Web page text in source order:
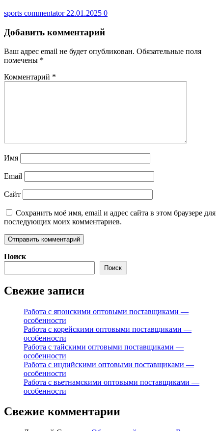
sports commentator 22.01.2025 0
Добавить комментарий
Ваш адрес email не будет опубликован. Обязательные поля
помечены *
Комментарий *
Имя
Email
Сайт
Сохранить моё имя, email и адрес сайта в этом браузере для
последующих моих комментариев.
Поиск
Поиск
Свежие записи
Работа с японскими оптовыми поставщиками —
особенности
Работа с корейскими оптовыми поставщиками —
особенности
Работа с тайскими оптовыми поставщиками —
особенности
Работа с индийскими оптовыми поставщиками —
особенности
Работа с вьетнамскими оптовыми поставщиками —
особенности
Свежие комментарии